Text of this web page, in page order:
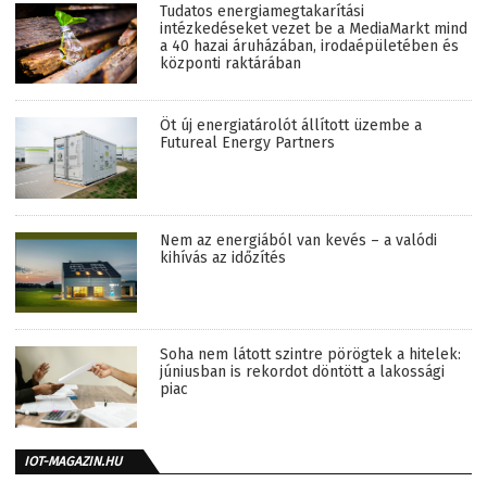
Tudatos energiamegtakarítási
intézkedéseket vezet be a MediaMarkt mind
a 40 hazai áruházában, irodaépületében és
központi raktárában
Öt új energiatárolót állított üzembe a
Futureal Energy Partners
Nem az energiából van kevés – a valódi
kihívás az időzítés
Soha nem látott szintre pörögtek a hitelek:
júniusban is rekordot döntött a lakossági
piac
IOT-MAGAZIN.HU